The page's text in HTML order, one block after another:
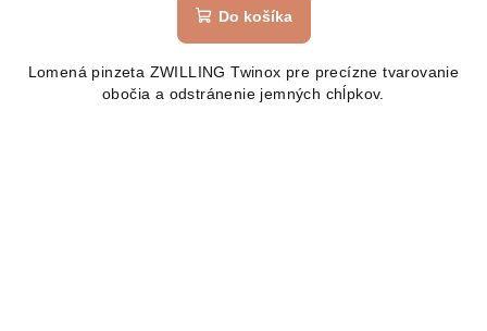
Do košíka
Lomená pinzeta ZWILLING Twinox pre precízne tvarovanie
obočia a odstránenie jemných chĺpkov.